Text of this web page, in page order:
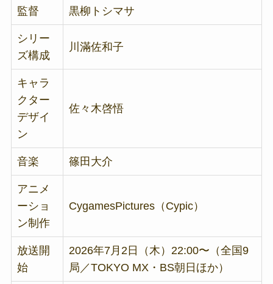
監督 黒柳トシマサ
シリー
ズ構成
川滿佐和子
キャラ
クター
デザイ
ン
佐々木啓悟
音楽 篠田大介
アニメ
ーショ
ン制作
CygamesPictures（Cypic）
放送開
始
2026年7月2日（木）22:00〜（全国9
局／TOKYO MX・BS朝日ほか）